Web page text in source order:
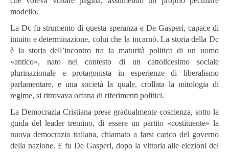
modello.
La Dc fu strumento di questa speranza e De Gasperi, capace di
intuito e determinazione, colui che la incarnò. La storia della Dc
è la storia dell’incontro tra la maturità politica di un uomo
«antico», nato nel contesto di un cattolicesimo sociale
plurinazionale e protagonista in esperienze di liberalismo
parlamentare, e una società la quale, crollata la mitologia di
regime, si ritrovava orfana di riferimenti politici.
La Democrazia Cristiana prese gradualmente coscienza, sotto la
guida del leader trentino, di essere un partito «costituente» la
nuova democrazia italiana, chiamato a farsi carico del governo
della nazione. E fu De Gasperi, dopo la vittoria alle elezioni del